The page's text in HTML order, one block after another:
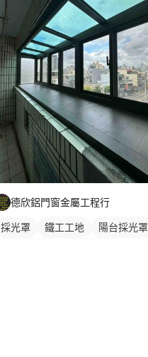
德欣鋁門窗金屬工程行
採光罩 鐵工工地
陽台採光罩